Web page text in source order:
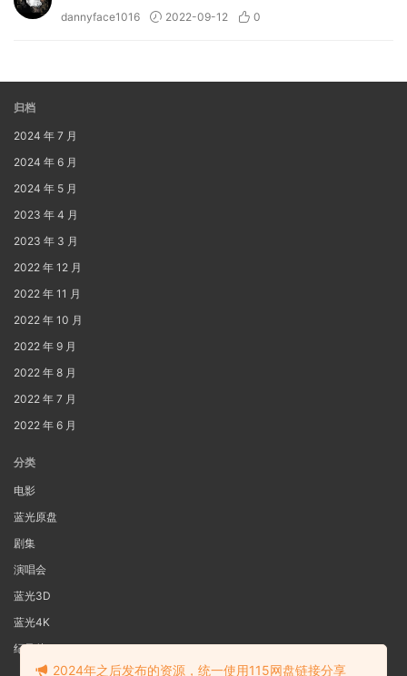
dannyface1016 2022-09-12 0
归档
2024 年 7 月
2024 年 6 月
2024 年 5 月
2023 年 4 月
2023 年 3 月
2022 年 12 月
2022 年 11 月
2022 年 10 月
2022 年 9 月
2022 年 8 月
2022 年 7 月
2022 年 6 月
分类
电影
蓝光原盘
剧集
演唱会
蓝光3D
蓝光4K
纪录片
2024年之后发布的资源，统一使用115网盘链接分享